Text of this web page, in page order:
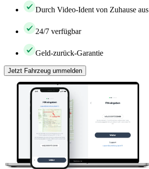
Durch Video-Ident von Zuhause
24/7 verfügbar
Geld-zurück-Garantie
Jetzt Fahrzeug ummelden